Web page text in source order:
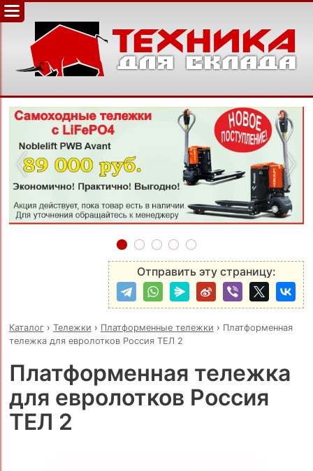
‹ ›
Отправить эту страницу:
Каталог› Тележки › Платформенные тележки › Платформенная
тележка для евролотков Россия ТЕЛ 2
Платформенная тележка
для евролотков Россия
ТЕЛ 2